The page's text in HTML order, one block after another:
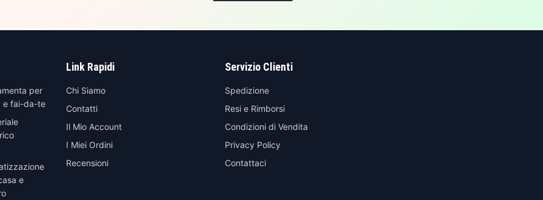
per
e fai-da-te
e
Link Rapidi
Chi Siamo
Contatti
Il Mio Account
I Miei Ordini
Recensioni
Servizio Clienti
Spedizione
Resi e Rimborsi
Condizioni di Vendita
Privacy Policy
Contattaci